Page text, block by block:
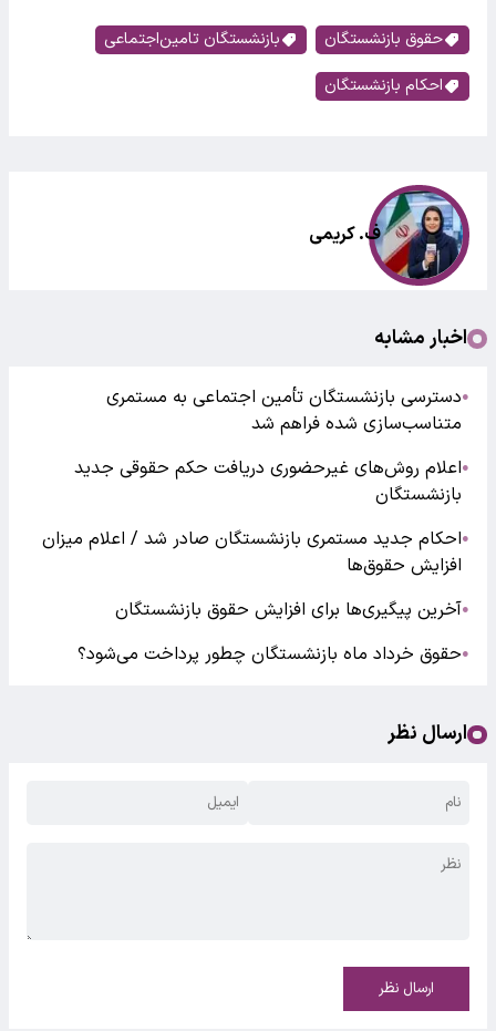
حقوق بازنشستگان
بازنشستگان تامین‌اجتماعی
احکام بازنشستگان
ف. کریمی
اخبار مشابه
●دسترسی بازنشستگان تأمین اجتماعی به مستمری
متناسب‌سازی شده فراهم شد
●اعلام روش‌های غیرحضوری دریافت حکم حقوقی جدید
بازنشستگان
●احکام جدید مستمری بازنشستگان صادر شد / اعلام میزان
افزایش حقوق‌ها
●آخرین پیگیری‌ها برای افزایش حقوق بازنشستگان
●حقوق خرداد ماه بازنشستگان چطور پرداخت می‌شود؟
ارسال نظر
ارسال نظر